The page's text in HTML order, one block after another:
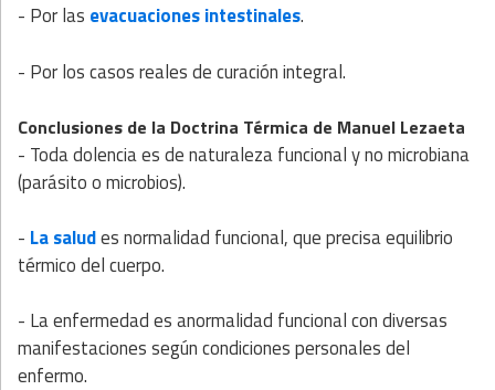
- Por las evacuaciones intestinales.
- Por los casos reales de curación integral.
Conclusiones de la Doctrina Térmica de Manuel Lezaeta
- Toda dolencia es de naturaleza funcional y no microbiana
(parásito o microbios).
- La saludes normalidad funcional, que precisa equilibrio
térmico del cuerpo.
- La enfermedad es anormalidad funcional con diversas
manifestaciones según condiciones personales del
enfermo.